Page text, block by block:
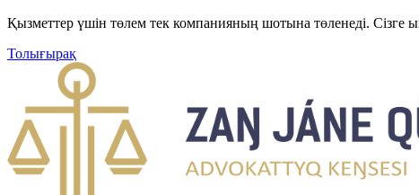
Қызметтер үшін төлем тек компанияның шотына төленеді.
Толығырақ